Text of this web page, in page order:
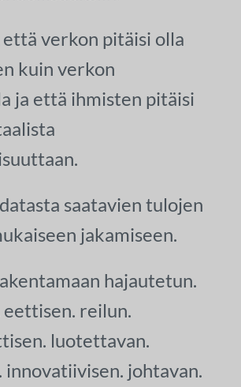
että verkon pitäisi olla
kuin verkon
ja että ihmisten pitäisi
saatavien tulojen
jakamiseen.
hajautetun.
reilun.
luotettavan.
johtavan.